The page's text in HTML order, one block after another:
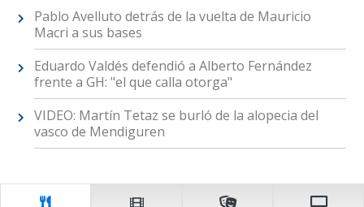
Pablo Avelluto detrás de la vuelta de Mauricio
Macri a sus bases
Eduardo Valdés defendió a Alberto Fernández
frente a GH: "el que calla otorga"
VIDEO: Martín Tetaz se burló de la alopecia del
vasco de Mendiguren